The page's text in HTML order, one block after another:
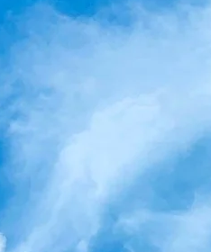
へ
実感、幸福感をもたらし
やかに育んでくれます。
に取り組むひたむきな姿は
れます。